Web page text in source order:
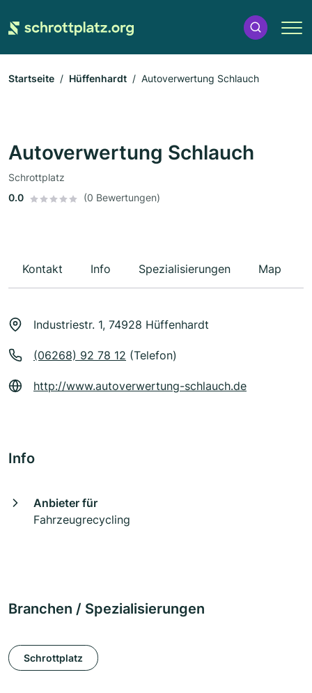
Startseite Hüffenhardt Autoverwertung Schlauch
Autoverwertung Schlauch
Schrottplatz
0.0
(0 Bewertungen)
Kontakt Info Spezialisierungen Map
Industriestr. 1, 74928 Hüffenhardt
(06268) 92 78 12 (Telefon)
http://www.autoverwertung-schlauch.de
Info
Anbieter für
Fahrzeugrecycling
Branchen / Spezialisierungen
Schrottplatz